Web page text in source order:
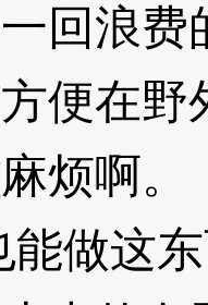
浪费
便在
烦啊。
做这东